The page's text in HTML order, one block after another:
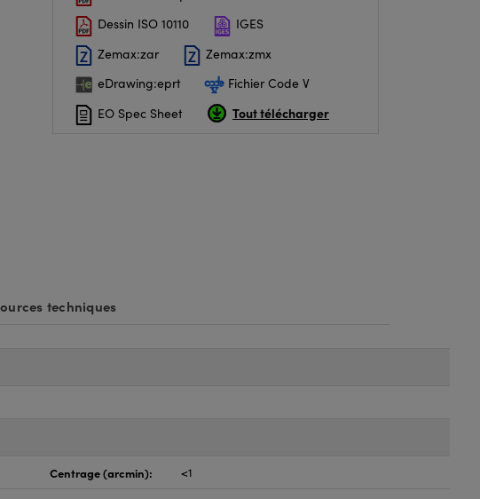
Dessin ISO 10110
IGES
Zemax:zar
Zemax:zmx
eDrawing:eprt
Fichier Code V
EO Spec Sheet
Tout télécharger
techniques
Centrage (arcmin): <1